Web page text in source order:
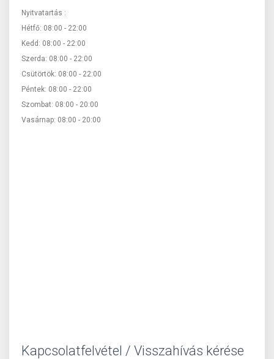
Nyitvatartás :
Hétfő: 08:00 - 22:00
Kedd: 08:00 - 22:00
Szerda: 08:00 - 22:00
Csütörtök: 08:00 - 22:00
Péntek: 08:00 - 22:00
Szombat: 08:00 - 20:00
Vasárnap: 08:00 - 20:00
Kapcsolatfelvétel / Visszahívás kérése